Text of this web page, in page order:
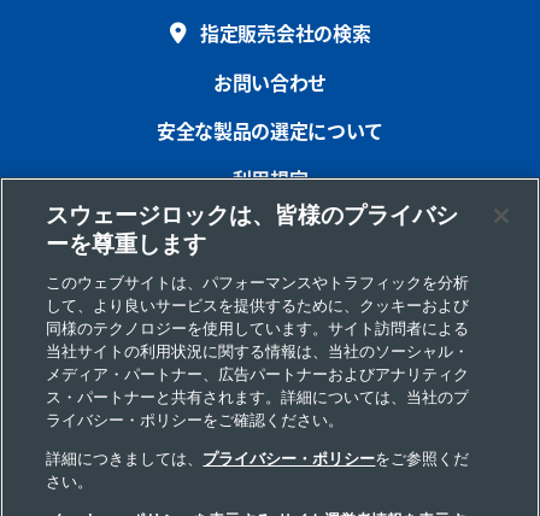
指定販売会社の検索
お問い合わせ
安全な製品の選定について
利用規定
プライバシー
インプリント
サイトマップ
Cookie 優先設定
個人情報の取り扱いについて
スウェージロックは、皆様のプライバシ
ーを尊重します
このウェブサイトは、パフォーマンスやトラフィックを分析
して、より良いサービスを提供するために、クッキーおよび
同様のテクノロジーを使用しています。サイト訪問者による
当社サイトの利用状況に関する情報は、当社のソーシャル・
メディア・パートナー、広告パートナーおよびアナリティク
ス・パートナーと共有されます。詳細については、当社のプ
ライバシー・ポリシーをご確認ください。
詳細につきましては、 プライバシー・ポリシーをご参照くだ
さい。